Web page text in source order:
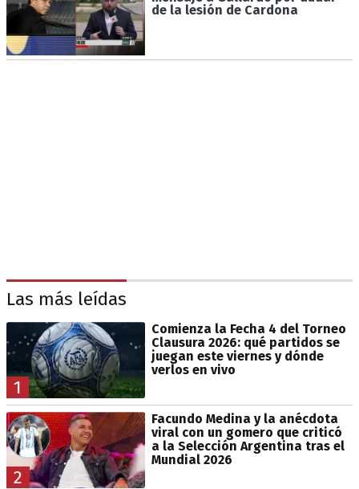
de la lesión de Cardona
Las más leídas
1
Comienza la Fecha 4 del Torneo
Clausura 2026: qué partidos se
juegan este viernes y dónde
verlos en vivo
2
Facundo Medina y la anécdota
viral con un gomero que criticó
a la Selección Argentina tras el
Mundial 2026